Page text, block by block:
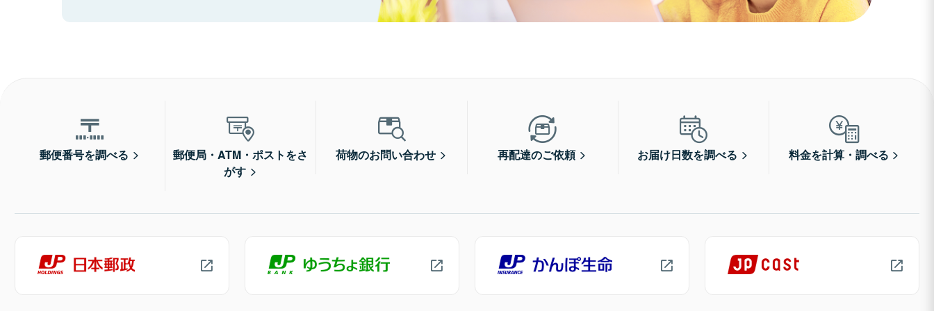
郵便番号を調べる
郵便局・ATM・ポストをさ
がす
荷物のお問い合わせ 再配達のご依頼 お届け日数を調べる 料金を計算・調べる